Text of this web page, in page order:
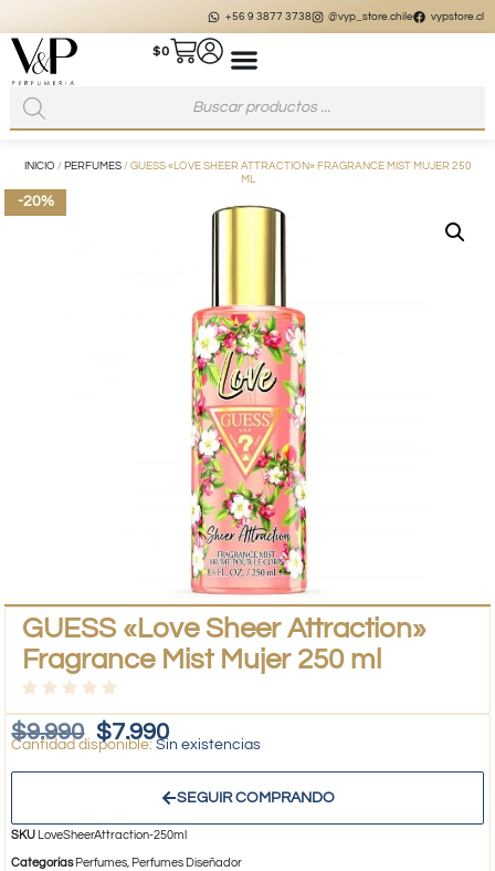
+56 9 3877 3738 @vyp_store.chile vypstore.cl
$0
INICIO / PERFUMES/ GUESS «LOVE SHEER ATTRACTION» FRAGRANCE MIST MUJER 250
ML
-20%
GUESS «Love Sheer Attraction»
Fragrance Mist Mujer 250 ml
$9.990 $7.990Sin existencias
SEGUIR COMPRANDO
SKU LoveSheerAttraction-250ml
Categorías Perfumes, Perfumes Diseñador